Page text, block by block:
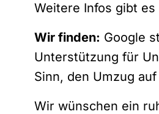
Weitere Infos gibt es
Wir finden: Google
Unterstützung für
Sinn, den Umzug
Wir wünschen ein